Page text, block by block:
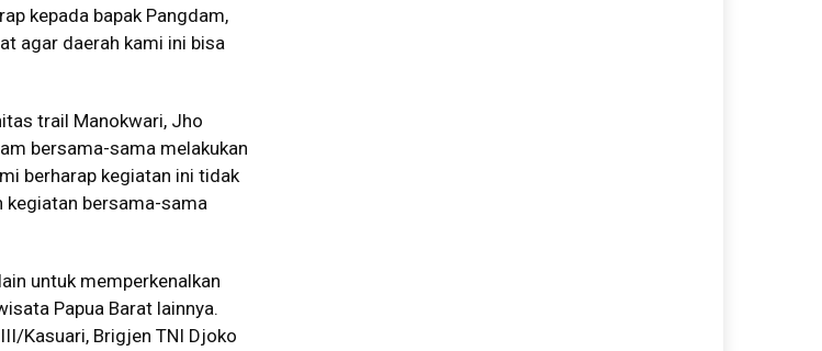
kepada bapak Pangdam,
agar daerah kami ini bisa
trail Manokwari, Jho
bersama-sama melakukan
berharap kegiatan ini tidak
kegiatan bersama-sama
untuk memperkenalkan
Papua Barat lainnya.
Kasuari, Brigjen TNI Djoko